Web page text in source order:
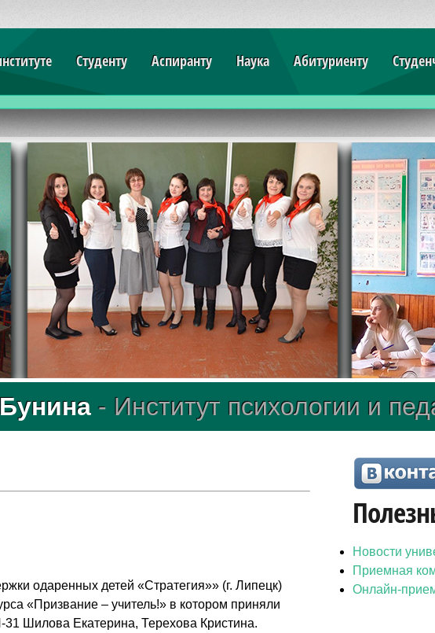
Студенту Аспиранту Наука Абитуриенту
- Институт психологии и
одаренных детей «Стратегия»» (г. Липецк)
«Призвание – учитель!» в котором приняли
Шилова Екатерина, Терехова Кристина.
Новости
Приемная
Онлайн-